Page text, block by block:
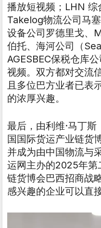
播放短视频；LHN 综
Takelog物流公司马
设备公司罗德里戈、
伯托、海河公司（
AGESBEC保税仓库
视频。双方都对交流
且多位巴方业者已表
的浓厚兴趣。
最后，由利维·马丁
国国际货运产业链货
并成为由中国物流与
运网主办的2025年第
链货博会巴西招商战
感兴趣的企业可以直